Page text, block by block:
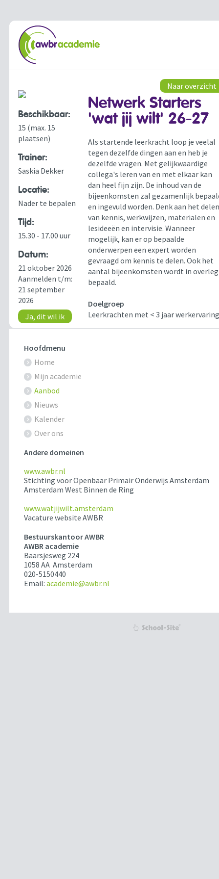
Beschikbaar:
15 (max. 15
plaatsen)
Trainer:
Saskia Dekker
Locatie:
Nader te bepalen
Tijd:
15.30 - 17.00 uur
Datum:
21 oktober 2026
Aanmelden t/m:
21 september
2026
Ja, dit wil ik
Naar overzicht
Netwerk Starters
'wat jij wilt' 26-27
Als startende leerkracht loop je veelal
tegen dezelfde dingen aan en heb je
dezelfde vragen. Met gelijkwaardige
collega's leren van en met elkaar kan
dan heel fijn zijn. De inhoud van de
bijeenkomsten zal gezamenlijk
en ingevuld worden. Denk aan het
van kennis, werkwijzen, materialen en
lesideeën en intervisie. Wanneer
mogelijk, kan er op bepaalde
onderwerpen een expert worden
gevraagd om kennis te delen. Ook het
aantal bijeenkomsten wordt in overleg
bepaald.
Doelgroep
Leerkrachten met < 3 jaar
Hoofdmenu
Home
Mijn academie
Aanbod
Nieuws
Kalender
Over ons
Andere domeinen
www.awbr.nl
Stichting voor Openbaar Primair Onderwijs Amsterdam
Amsterdam West Binnen de Ring
www.watjijwilt.amsterdam
Vacature website AWBR
Bestuurskantoor AWBR
AWBR academie
Baarsjesweg 224
1058 AA Amsterdam
020-5150440
Email:academie@awbr.nl